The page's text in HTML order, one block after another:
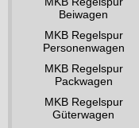
Beiwagen
MKB Regelspur
Personenwagen
MKB Regelspur
Packwagen
MKB Regelspur
Güterwagen